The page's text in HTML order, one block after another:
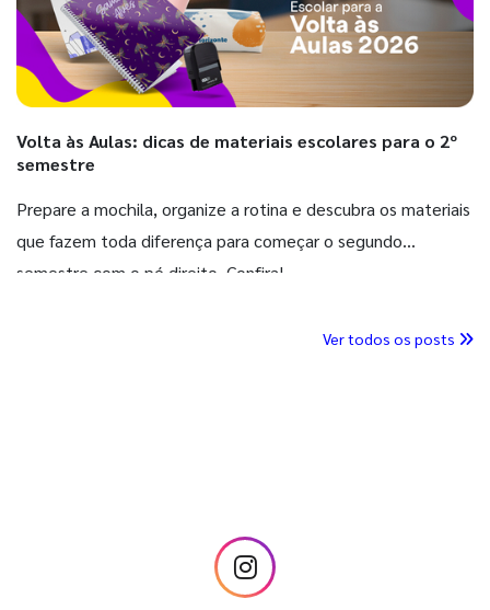
Volta às Aulas: dicas de materiais escolares para o 2º
semestre
Prepare a mochila, organize a rotina e descubra os materiais
que fazem toda diferença para começar o segundo
semestre com o pé direito. Confira!
Ver todos os posts